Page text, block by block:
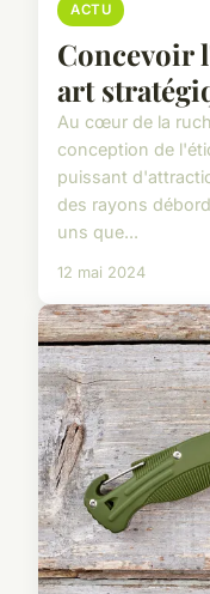
ACTU
Concevoir
art
Au cœur de la
conception de
puissant
des rayons
uns que...
12 mai 2024